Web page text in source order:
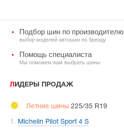
Подбор шин по производителю
выбор моделей автошин по бренду
Помощь специалиста
Мы поможем вам выбрать шины
ЛИДЕРЫ ПРОДАЖ
Летние шины 225/35 R19
Michelin Pilot Sport 4 S